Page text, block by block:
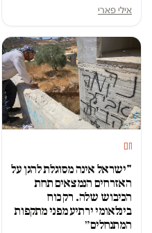
אילי פארי
חם
"ישראל אינה מסוגלת להגן על
האזרחים הנמצאים תחת
הכיבוש שלה. רק כוח
בינלאומי ירתיע מפני מתקפות
המתנחלים״